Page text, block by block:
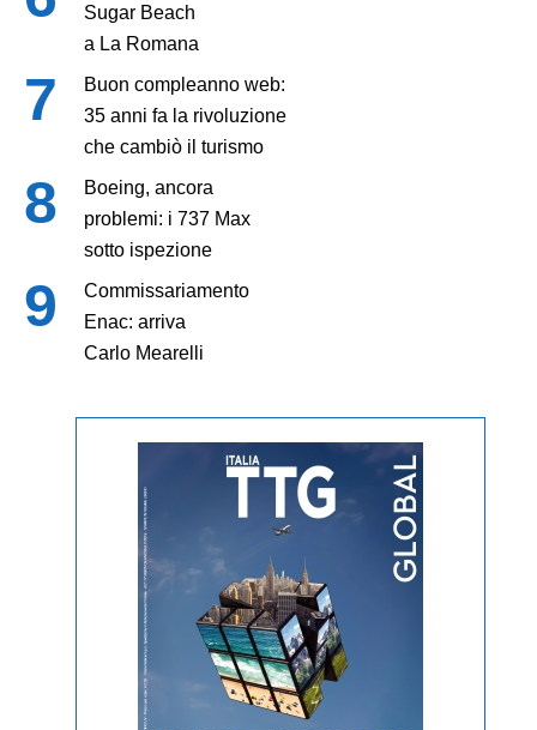
Sugar Beach
a La Romana
Buon compleanno web:
35 anni fa la rivoluzione
che cambiò il turismo
Boeing, ancora
problemi: i 737 Max
sotto ispezione
Commissariamento
Enac: arriva
Carlo Mearelli